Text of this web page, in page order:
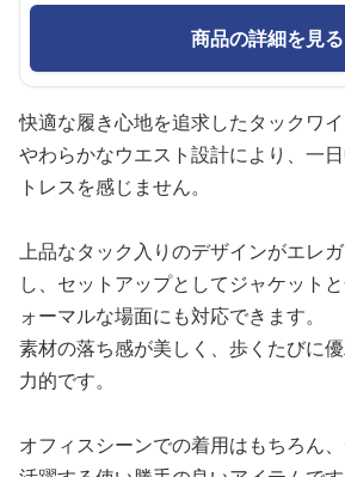
商品の詳細を見る
快適な履き心地を追求したタックワイ
やわらかなウエスト設計により、一
トレスを感じません。
上品なタック入りのデザインがエレ
し、セットアップとしてジャケット
ォーマルな場面にも対応できます。
素材の落ち感が美しく、歩くたびに
力的です。
オフィスシーンでの着用はもちろん